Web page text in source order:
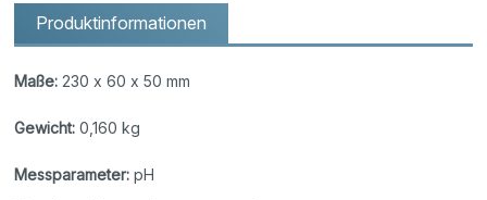
Produktinformationen
Maße: 230 x 60 x 50 mm
Gewicht: 0,160 kg
Messparameter: pH